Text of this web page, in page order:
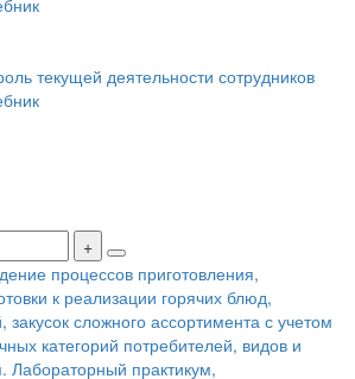
текущей деятельности сотрудников